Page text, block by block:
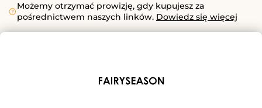
Możemy otrzymać prowizję, gdy kupujesz za
pośrednictwem naszych linków. Dowiedz się więcej